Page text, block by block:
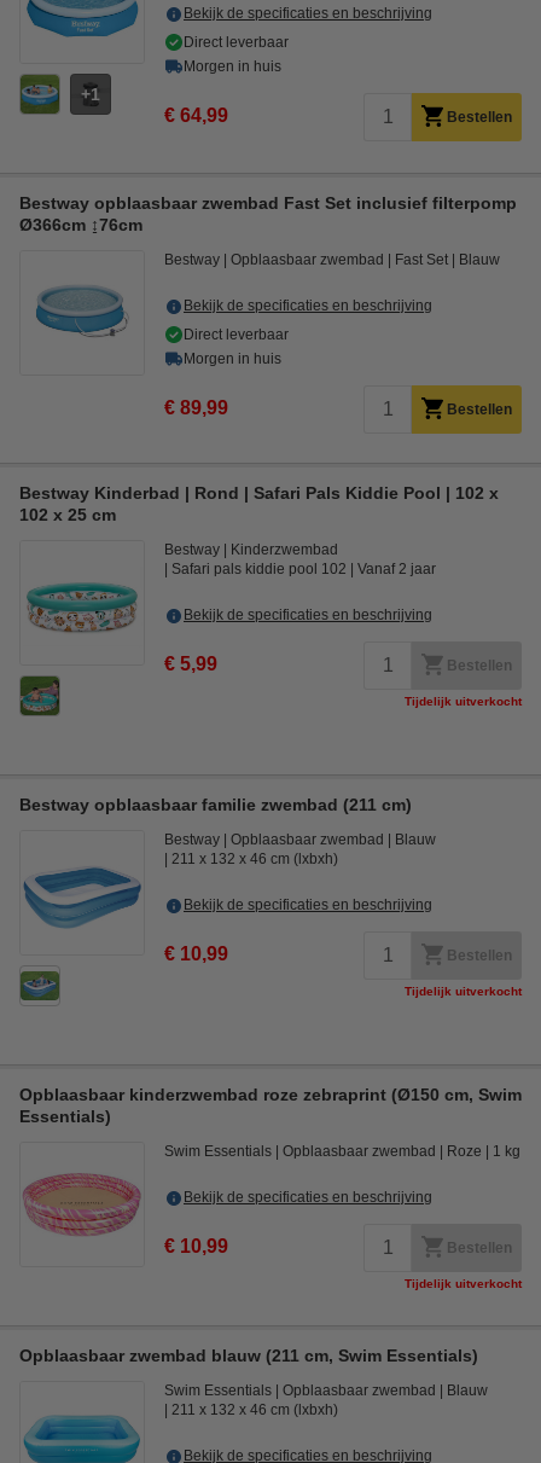
1
Bekijk de specificaties en beschrijving
Direct leverbaar
Morgen in huis
€ 64,99 Bestellen
Bestway opblaasbaar zwembad Fast Set inclusief filterpomp
Ø366cm ↨76cm
Bestway Opblaasbaar zwembad Fast Set Blauw
Bekijk de specificaties en beschrijving
Direct leverbaar
Morgen in huis
€ 89,99 Bestellen
Bestway Kinderbad | Rond | Safari Pals Kiddie Pool | 102 x
102 x 25 cm
Bestway
Kinderzwembad
Safari pals kiddie pool 102
Vanaf 2 jaar
Bekijk de specificaties en beschrijving
€ 5,99 Bestellen
Tijdelijk uitverkocht
Bestway opblaasbaar familie zwembad (211 cm)
Bestway Opblaasbaar zwembad
Blauw
211 x 132 x 46 cm (lxbxh)
Bekijk de specificaties en beschrijving
€ 10,99 Bestellen
Tijdelijk uitverkocht
Opblaasbaar kinderzwembad roze zebraprint (Ø150 cm, Swim
Essentials)
Swim Essentials Opblaasbaar zwembad Roze 1 kg
Bekijk de specificaties en beschrijving
€ 10,99 Bestellen
Tijdelijk uitverkocht
Opblaasbaar zwembad blauw (211 cm, Swim Essentials)
Swim Essentials Opblaasbaar zwembad
Blauw
211 x 132 x 46 cm (lxbxh)
Bekijk de specificaties en beschrijving